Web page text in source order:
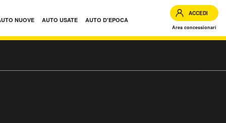
NUOVE AUTO USATE AUTO D'EPOCA
ACCEDI
Area concessionari